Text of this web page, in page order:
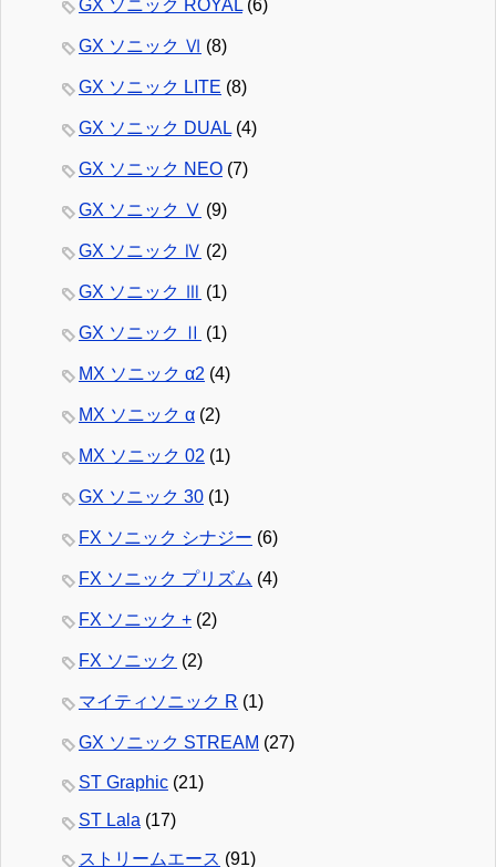
GX ソニック ROYAL (6)
GX ソニック Ⅵ (8)
GX ソニック LITE (8)
GX ソニック DUAL (4)
GX ソニック NEO (7)
GX ソニック Ⅴ (9)
GX ソニック Ⅳ (2)
GX ソニック Ⅲ (1)
GX ソニック Ⅱ (1)
MX ソニック α2 (4)
MX ソニック α (2)
MX ソニック 02 (1)
GX ソニック 30 (1)
FX ソニック シナジー (6)
FX ソニック プリズム (4)
FX ソニック + (2)
FX ソニック (2)
マイティソニック R (1)
GX ソニック STREAM (27)
ST Graphic (21)
ST Lala (17)
ストリームエース (91)